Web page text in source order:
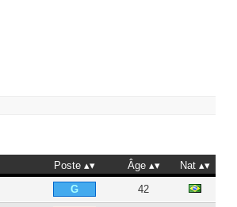
Poste Âge
Nat
G 42